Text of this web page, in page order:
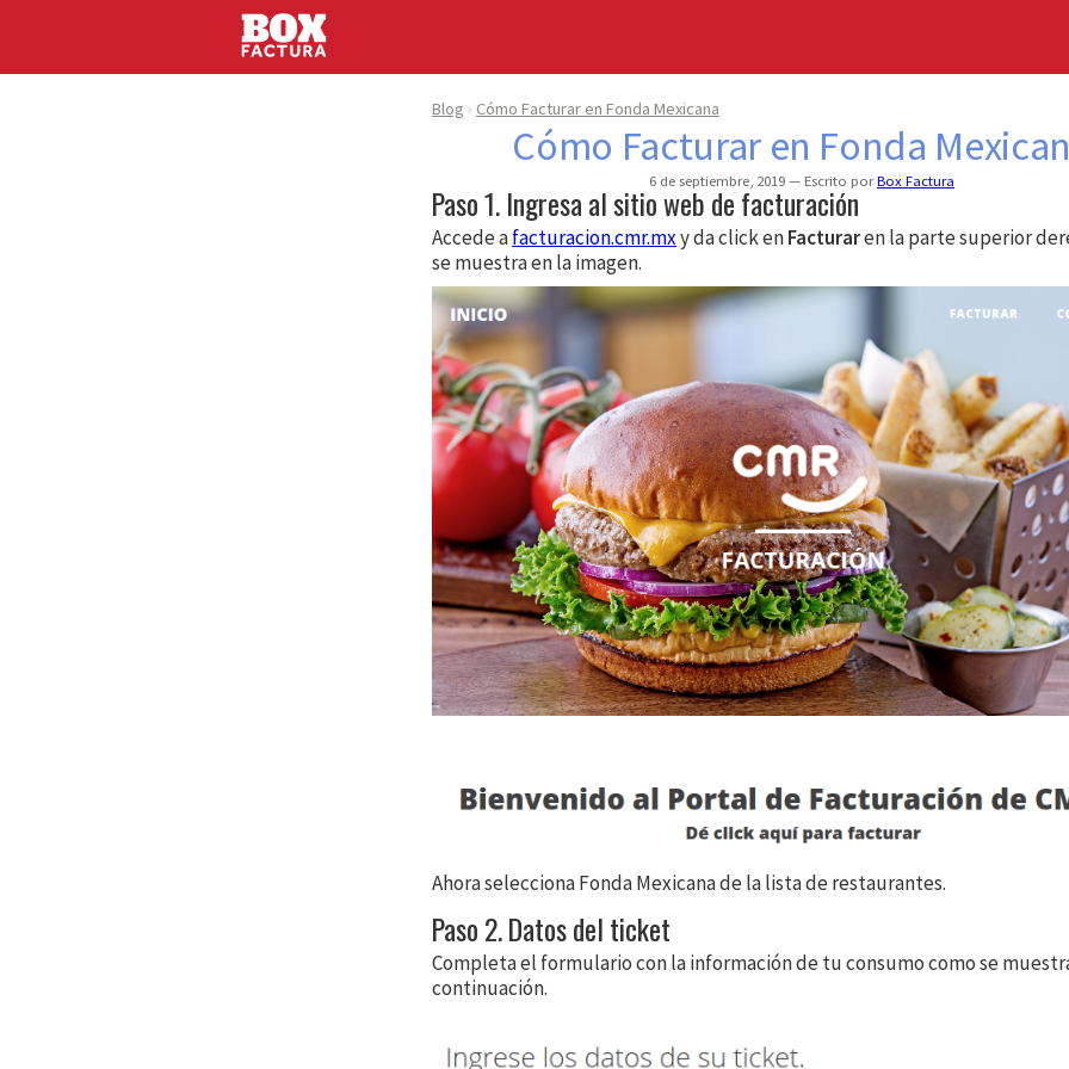
Blog Cómo Facturar en Fonda Mexicana
Cómo Facturar en Fonda
6 de septiembre, 2019 Escrito porBox Factura
Paso 1. Ingresa al sitio web de facturación
Accede afacturacion.cmr.mxy da click enFacturaren la parte superior
se muestra en la imagen.
Ahora selecciona Fonda Mexicana de la lista de restaurantes.
Paso 2. Datos del ticket
Completa el formulario con la información de tu consumo como se
continuación.